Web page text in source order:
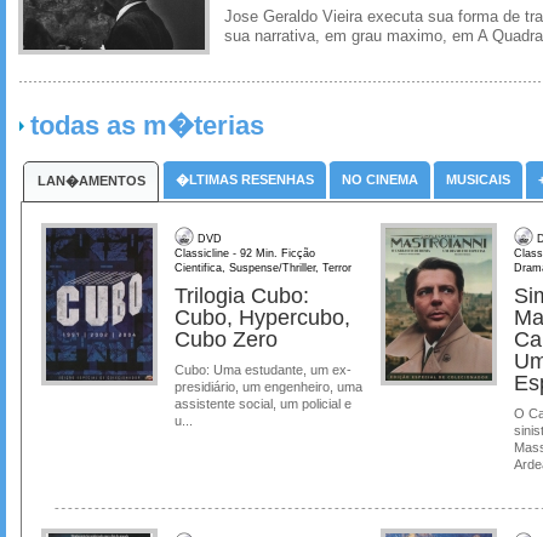
Jose Geraldo Vieira executa sua forma de
sua narrativa, em grau maximo, em A
todas as m�terias
LAN�AMENTOS �LTIMAS RESENHAS NO CINEMA MUSICAIS
DVD
Classicline - 92 Min. Ficção
Cientifica, Suspense/Thriller, Terror
Trilogia Cubo:
Cubo, Hypercubo,
Cubo Zero
Cubo: Uma estudante, um ex-
presidiário, um engenheiro, uma
assistente social, um policial e
u...
O